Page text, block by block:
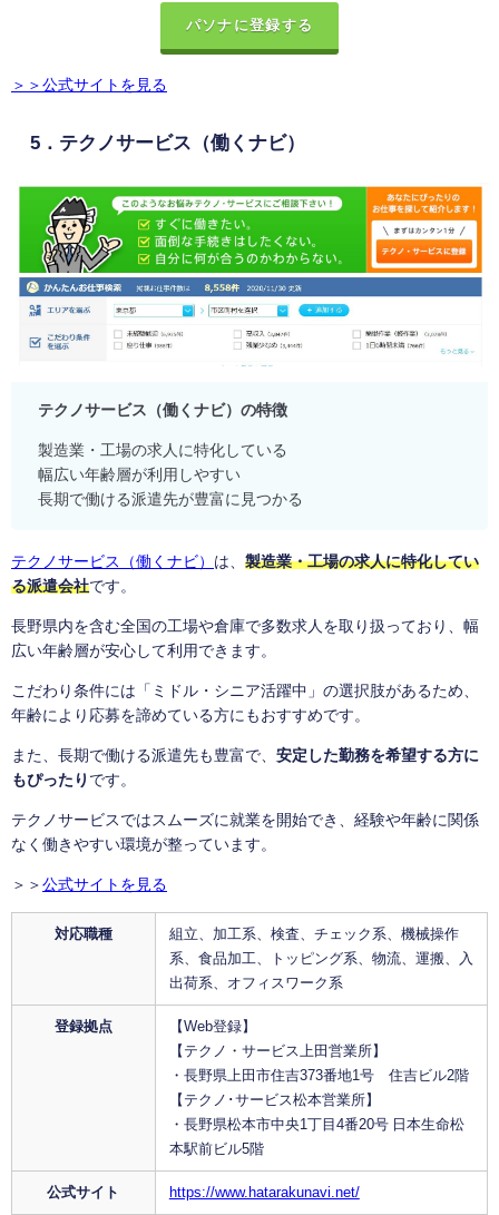
パソナに登録する
＞＞公式サイトを見る
5．テクノサービス（働くナビ）
テクノサービス（働くナビ）の特徴
製造業・工場の求人に特化している
幅広い年齢層が利用しやすい
長期で働ける派遣先が豊富に見つかる
テクノサービス（働くナビ） は、 製造業・工場の求人に特化してい
る派遣会社です。
長野県内を含む全国の工場や倉庫で多数求人を取り扱っており、幅
広い年齢層が安心して利用できます。
こだわり条件には「ミドル・シニア活躍中」の選択肢があるため、
年齢により応募を諦めている方にもおすすめです。
また、長期で働ける派遣先も豊富で、 安定した勤務を希望する方に
もぴったり です。
テクノサービスではスムーズに就業を開始でき、経験や年齢に関係
なく働きやすい環境が整っています。
＞＞ 公式サイトを見る
対応職種
組立、加工系、検査、チェック系、機械操作
系、食品加工、トッピング系、物流、運搬、入
出荷系、オフィスワーク系
登録拠点
【Web登録】
【テクノ・サービス上田営業所】
・長野県上田市住吉373番地1号 住吉ビル2階
【テクノ･サービス松本営業所】
・長野県松本市中央1丁目4番20号 日本生命松
本駅前ビル5階
公式サイト https://www.hatarakunavi.net/